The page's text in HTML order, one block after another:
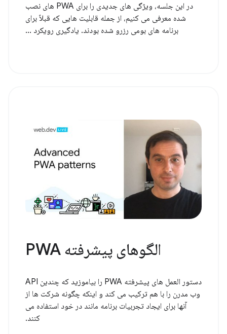
در این جلسه، ویژگی های جدیدی را برای PWA های نصب
شده معرفی می کنیم، از جمله قابلیت هایی که قبلاً برای
برنامه های بومی رزرو شده بودند. یادگیری رویکرد ...
الگوهای پیشرفته PWA
دستور العمل های پیشرفته PWA را بیاموزید که چندین API
وب مدرن را با هم ترکیب می کند و اینکه چگونه شرکت ها از
آنها برای ایجاد تجربیات برنامه مانند در خود استفاده می
کنند.